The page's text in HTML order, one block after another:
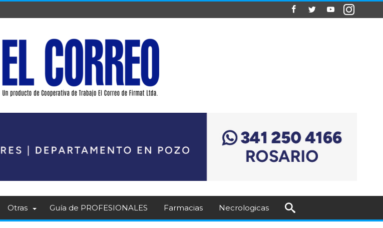
Otras Guía de PROFESIONALES Farmacias Necrologicas